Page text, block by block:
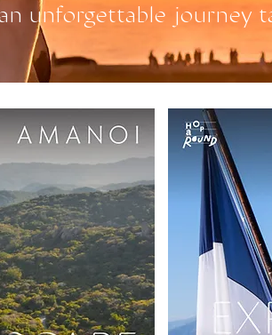
unforgettable journey